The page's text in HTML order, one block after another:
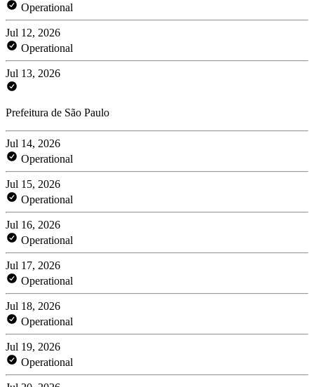
Operational
Jul 12, 2026
Operational
Jul 13, 2026
Prefeitura de São Paulo
Jul 14, 2026
Operational
Jul 15, 2026
Operational
Jul 16, 2026
Operational
Jul 17, 2026
Operational
Jul 18, 2026
Operational
Jul 19, 2026
Operational